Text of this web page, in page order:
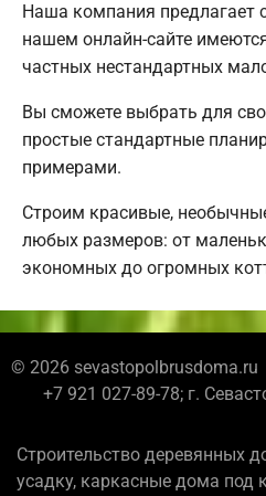
Наша компания предлагает
нашем онлайн-сайте
частных нестандартных
Вы сможете выбрать для
простые стандартные
примерами.
Строим красивые,
любых размеров: от
экономных до огромных
© 2026 sevastopolbrusdoma.ru
+7 921 027-89-78; г.
Строительство деревянных
усадку, каркасные дома